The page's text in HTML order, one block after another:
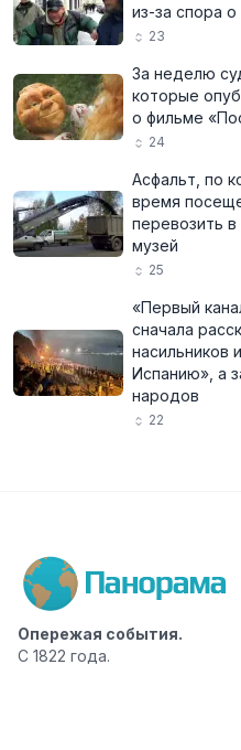
из-за спора
23
За неделю
которые
о фильме
24
Асфальт, по
время
перевозить
музей
25
«Первый
сначала
насильников
Испанию», а
народов
22
Опережая события.
С 1822 года.